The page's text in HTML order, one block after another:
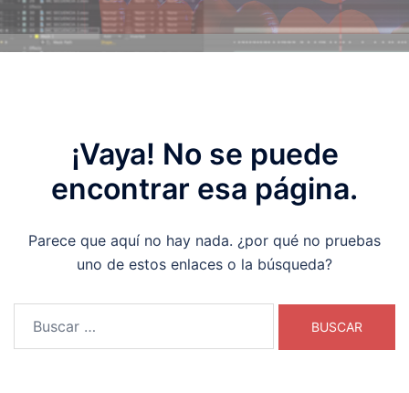
¡Vaya! No se puede
encontrar esa página.
Parece que aquí no hay nada. ¿por qué no pruebas
uno de estos enlaces o la búsqueda?